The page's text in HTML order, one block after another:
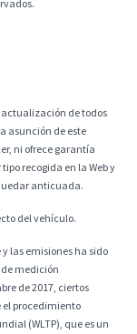
actualización de todos
asunción de este
ni ofrece garantía
recogida en la Web y
anticuada.
del vehículo.
las emisiones ha sido
medición
de 2017, ciertos
el procedimiento
(WLTP), que es un